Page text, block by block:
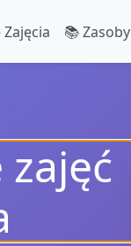
Zajęcia 📚 Zasoby